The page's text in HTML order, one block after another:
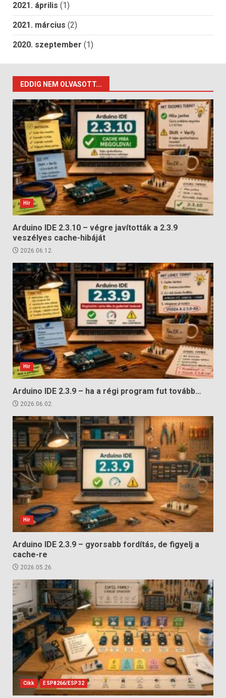
2021. április (1)
2021. március (2)
2020. szeptember (1)
EDDIG NEM OLVASOTT...
Hír
Arduino IDE 2.3.10 – végre javították a 2.3.9
veszélyes cache-hibáját
2026.06.12.
Hír
Arduino IDE 2.3.9 – ha a régi program fut tovább…
2026.06.02.
Hír
Arduino IDE 2.3.9 – gyorsabb fordítás, de figyelj a
cache-re
2026.05.26.
Cikk ESP8266/ESP32